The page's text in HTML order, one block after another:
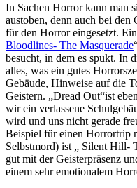
In Sachen Horror kann man
austoben, denn auch bei
für den Horror eingesetzt.
Bloodlines- The Masquerade
besucht, in dem es spukt. In
alles, was ein gutes
Gebäude, Hinweise auf die
Geistern. „Dread Out“ist
wir ein verlassene
wird und uns nicht gerade
Beispiel für einen Horrortrip
Selbstmord) ist „ Silent Hill-
gut mit der Geisterpräsenz
einem sehr emotionalem